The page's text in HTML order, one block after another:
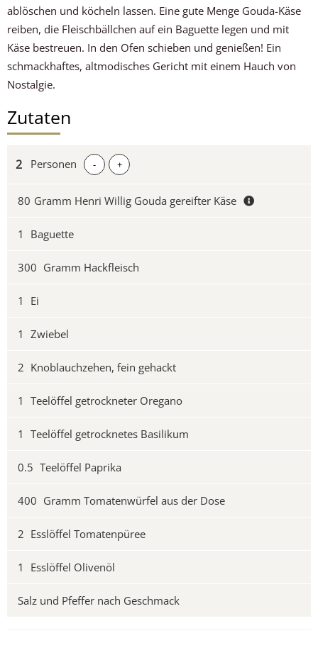
ablöschen und köcheln lassen. Eine gute Menge Gouda-Käse
reiben, die Fleischbällchen auf ein Baguette legen und mit
Käse bestreuen. In den Ofen schieben und genießen! Ein
schmackhaftes, altmodisches Gericht mit einem Hauch von
Nostalgie.
Zutaten
Personen - +
80 Gramm Henri Willig Gouda gereifter Käse
1 Baguette
300 Gramm Hackfleisch
1 Ei
1 Zwiebel
2 Knoblauchzehen, fein gehackt
1 Teelöffel getrockneter Oregano
1 Teelöffel getrocknetes Basilikum
0.5 Teelöffel Paprika
400 Gramm Tomatenwürfel aus der Dose
2 Esslöffel Tomatenpüree
1 Esslöffel Olivenöl
Salz und Pfeffer nach Geschmack